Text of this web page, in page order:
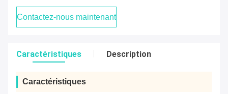
Contactez-nous maintenant
Caractéristiques Description
Caractéristiques